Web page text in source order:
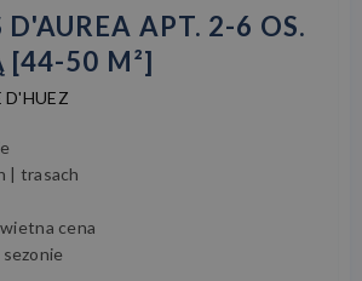
D'AUREA APT. 2-6 OS.
[44-50 M²]
D'HUEZ
| trasach
cena